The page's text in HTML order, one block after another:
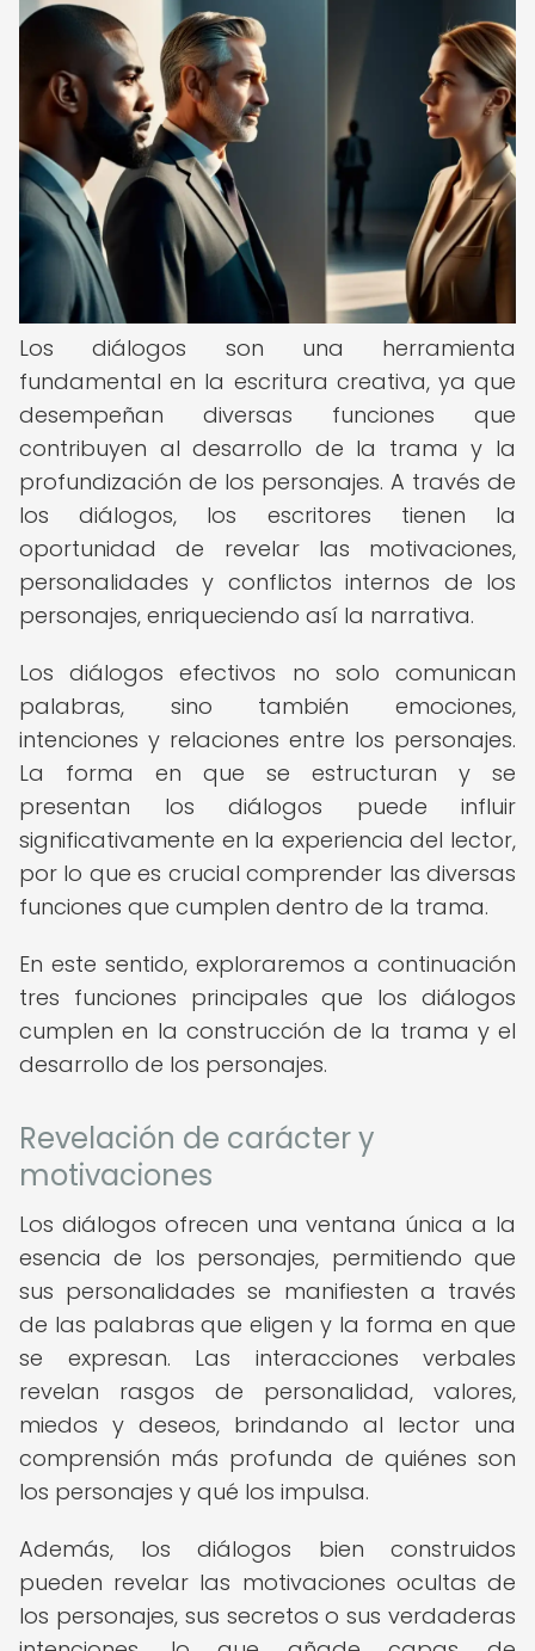
Los diálogos son una herramienta
fundamental en la escritura creativa, ya que
desempeñan diversas funciones que
contribuyen al desarrollo de la trama y la
profundización de los personajes. A través de
los diálogos, los escritores tienen la
oportunidad de revelar las motivaciones,
personalidades y conflictos internos de los
personajes, enriqueciendo así la narrativa.
Los diálogos efectivos no solo comunican
palabras, sino también emociones,
intenciones y relaciones entre los personajes.
La forma en que se estructuran y se
presentan los diálogos puede influir
significativamente en la experiencia del lector,
por lo que es crucial comprender las diversas
funciones que cumplen dentro de la trama.
En este sentido, exploraremos a continuación
tres funciones principales que los diálogos
cumplen en la construcción de la trama y el
desarrollo de los personajes.
Revelación de carácter y
motivaciones
Los diálogos ofrecen una ventana única a la
esencia de los personajes, permitiendo que
sus personalidades se manifiesten a través
de las palabras que eligen y la forma en que
se expresan. Las interacciones verbales
revelan rasgos de personalidad, valores,
miedos y deseos, brindando al lector una
comprensión más profunda de quiénes son
los personajes y qué los impulsa.
Además, los diálogos bien construidos
pueden revelar las motivaciones ocultas de
los personajes, sus secretos o sus verdaderas